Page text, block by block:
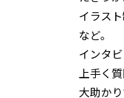
イラス
など。
インタ
上手く質
大助か